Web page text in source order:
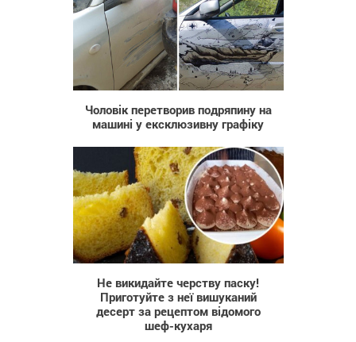
746
Чоловік перетворив подряпину на
машині у ексклюзивну графіку
142
Не викидайте черству паску!
Приготуйте з неї вишуканий
десерт за рецептом відомого
шеф-кухаря